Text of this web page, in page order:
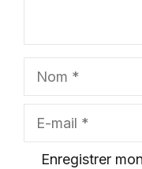
mail
Enregistrer